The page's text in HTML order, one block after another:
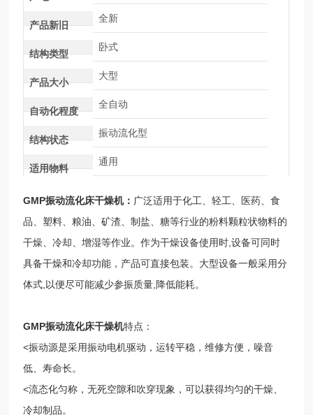
产品新旧
全新
结构类型
卧式
产品大小
大型
自动化程度
全自动
结构状态
振动流化型
适用物料
通用
GMP振动流化床干燥机： 广泛适用于化工、轻工、医药、食
品、塑料、粮油、矿渣、制盐、糖等行业的粉料颗粒状物料的
干燥、冷却、增湿等作业。作为干燥设备使用时,设备可同时
具备干燥和冷却功能，产品可直接包装。大型设备一般采用分
体式,以便尽可能减少参振质量,降低能耗。
GMP振动流化床干燥机特点：
<振动源是采用振动电机驱动，运转平稳，维修方便，噪音
低、寿命长。
<流态化匀称，无死空隙和吹穿现象，可以获得均匀的干燥、
冷却制品。